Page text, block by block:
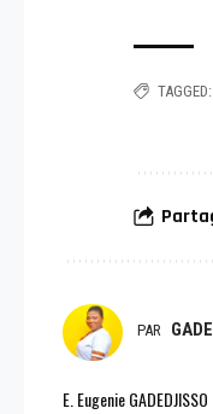
TAGGED:
PAR
E. Eugenie